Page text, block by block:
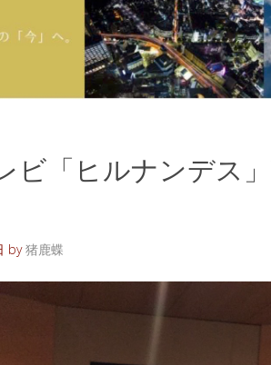
ビ「ヒルナンデス
by猪鹿蝶